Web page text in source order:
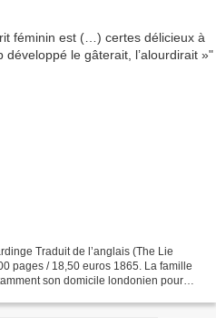
Traduit de l’anglais (The Lie
pages / 18,50 euros 1865. La famille
son domicile londonien pour